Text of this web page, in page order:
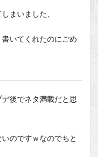
まいました、
いてくれたのにごめ
後でネタ満載だと思
のですｗなのでちと